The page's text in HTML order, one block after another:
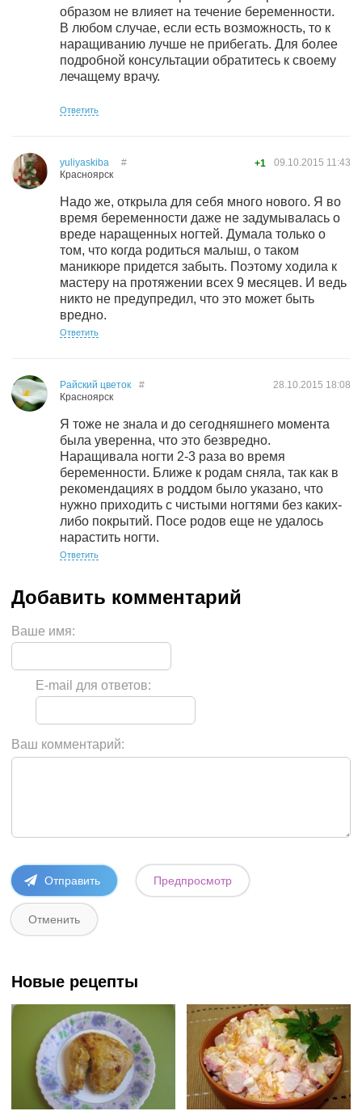
образом не влияет на течение беременности.
В любом случае, если есть возможность, то к
наращиванию лучше не прибегать. Для более
подробной консультации обратитесь к своему
лечащему врачу.
Ответить
yuliyaskiba
Красноярск
09.10.2015 11:43
# +1
Надо же, открыла для себя много нового. Я во
время беременности даже не задумывалась о
вреде наращенных ногтей. Думала только о
том, что когда родиться малыш, о таком
маникюре придется забыть. Поэтому ходила к
мастеру на протяжении всех 9 месяцев. И ведь
никто не предупредил, что это может быть
вредно.
Ответить
Райский цветок
Красноярск
28.10.2015 18:08
#
Я тоже не знала и до сегодняшнего момента
была уверенна, что это безвредно.
Наращивала ногти 2-3 раза во время
беременности. Ближе к родам сняла, так как в
рекомендациях в роддом было указано, что
нужно приходить с чистыми ногтями без каких-
либо покрытий. Посе родов еще не удалось
нарастить ногти.
Ответить
Ваше имя:
E-mail для ответов:
Ваш комментарий:
Новые рецепты